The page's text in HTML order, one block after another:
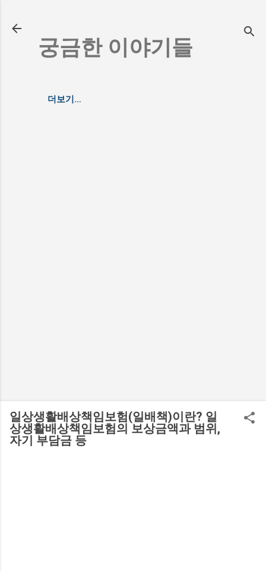
궁금한 이야기들
더보기…
일상생활배상책임보험(일배책)이란? 일
상생활배상책임보험의 보상금액과 범위,
자기 부담금 등